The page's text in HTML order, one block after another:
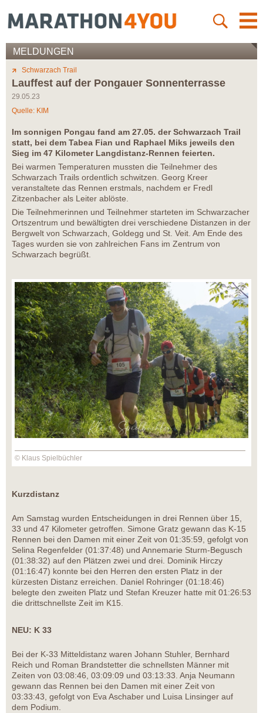
MELDUNGEN
Schwarzach Trail
Lauffest auf der Pongauer Sonnenterrasse
29.05.23
Quelle: KIM
Im sonnigen Pongau fand am 27.05. der Schwarzach Trail
statt, bei dem Tabea Fian und Raphael Miks jeweils den
Sieg im 47 Kilometer Langdistanz-Rennen feierten.
Bei warmen Temperaturen mussten die Teilnehmer des
Schwarzach Trails ordentlich schwitzen. Georg Kreer
veranstaltete das Rennen erstmals, nachdem er Fredl
Zitzenbacher als Leiter ablöste.
Die Teilnehmerinnen und Teilnehmer starteten im Schwarzacher
Ortszentrum und bewältigten drei verschiedene Distanzen in der
Bergwelt von Schwarzach, Goldegg und St. Veit. Am Ende des
Tages wurden sie von zahlreichen Fans im Zentrum von
Schwarzach begrüßt.
© Klaus Spielbüchler
Kurzdistanz
Am Samstag wurden Entscheidungen in drei Rennen über 15,
33 und 47 Kilometer getroffen. Simone Gratz gewann das K-15
Rennen bei den Damen mit einer Zeit von 01:35:59, gefolgt von
Selina Regenfelder (01:37:48) und Annemarie Sturm-Begusch
(01:38:32) auf den Plätzen zwei und drei. Dominik Hirczy
(01:16:47) konnte bei den Herren den ersten Platz in der
kürzesten Distanz erreichen. Daniel Rohringer (01:18:46)
belegte den zweiten Platz und Stefan Kreuzer hatte mit 01:26:53
die drittschnellste Zeit im K15.
NEU: K 33
Bei der K-33 Mitteldistanz waren Johann Stuhler, Bernhard
Reich und Roman Brandstetter die schnellsten Männer mit
Zeiten von 03:08:46, 03:09:09 und 03:13:33. Anja Neumann
gewann das Rennen bei den Damen mit einer Zeit von
03:33:43, gefolgt von Eva Aschaber und Luisa Linsinger auf
dem Podium.